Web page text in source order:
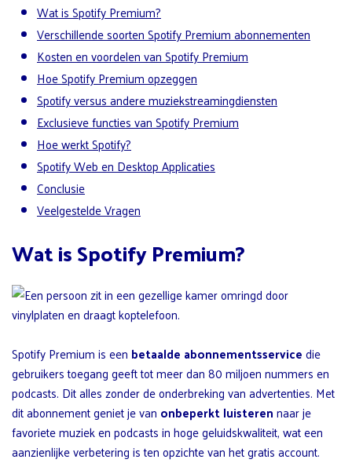
Wat is Spotify Premium?
Verschillende soorten Spotify Premium abonnementen
Kosten en voordelen van Spotify Premium
Hoe Spotify Premium opzeggen
Spotify versus andere muziekstreamingdiensten
Exclusieve functies van Spotify Premium
Hoe werkt Spotify?
Spotify Web en Desktop Applicaties
Conclusie
Veelgestelde Vragen
Wat is Spotify Premium?
Spotify Premium is een betaalde abonnementsservicedie
gebruikers toegang geeft tot meer dan 80 miljoen nummers en
podcasts. Dit alles zonder de onderbreking van advertenties. Met
dit abonnement geniet je van onbeperkt luisterennaar je
favoriete muziek en podcasts in hoge geluidskwaliteit, wat een
aanzienlijke verbetering is ten opzichte van het gratis account.